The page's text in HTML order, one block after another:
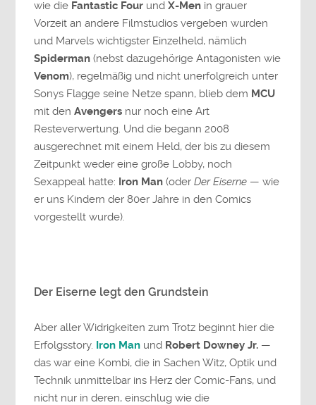
wie die Fantastic Four undX-Men in grauer
Vorzeit an andere Filmstudios vergeben wurden
und Marvels wichtigster Einzelheld, nämlich
Spiderman (nebst dazugehörige Antagonisten wie
Venom), regelmäßig und nicht unerfolgreich unter
Sonys Flagge seine Netze spann, blieb dem MCU
mit denAvengers nur noch eine Art
Resteverwertung. Und die begann 2008
ausgerechnet mit einem Held, der bis zu diesem
Zeitpunkt weder eine große Lobby, noch
Sexappeal hatte: Iron Man (oderDer Eiserne — wie
er uns Kindern der 80er Jahre in den Comics
vorgestellt wurde).
Der Eiserne legt den Grundstein
Aber aller Widrigkeiten zum Trotz beginnt hier die
Erfolgsstory. Iron Man und Robert Downey Jr. —
das war eine Kombi, die in Sachen Witz, Optik und
Technik unmittelbar ins Herz der Comic-Fans, und
nicht nur in deren, einschlug wie die